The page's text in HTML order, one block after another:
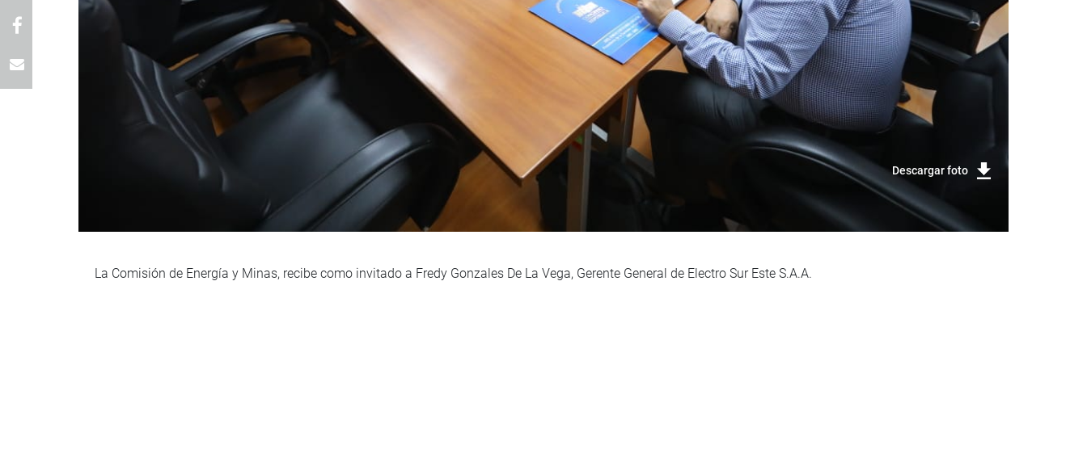
Descargar foto
La Comisión de Energía y Minas, recibe como invitado a Fredy Gonzales De La Vega, Gerente General de Electro Sur Este S.A.A.